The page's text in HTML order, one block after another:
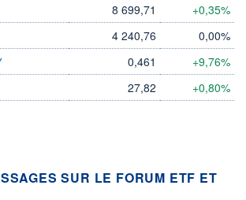
8 699,71 +0,35%
4 240,76 0,00%
0,461 +9,76%
27,82 +0,80%
SUR LE FORUM ETF ET